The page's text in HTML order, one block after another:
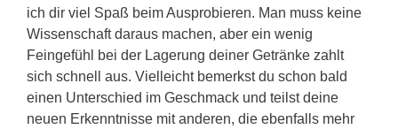
ich dir viel Spaß beim Ausprobieren. Man muss keine
Wissenschaft daraus machen, aber ein wenig
Feingefühl bei der Lagerung deiner Getränke zahlt
sich schnell aus. Vielleicht bemerkst du schon bald
einen Unterschied im Geschmack und teilst deine
neuen Erkenntnisse mit anderen, die ebenfalls mehr